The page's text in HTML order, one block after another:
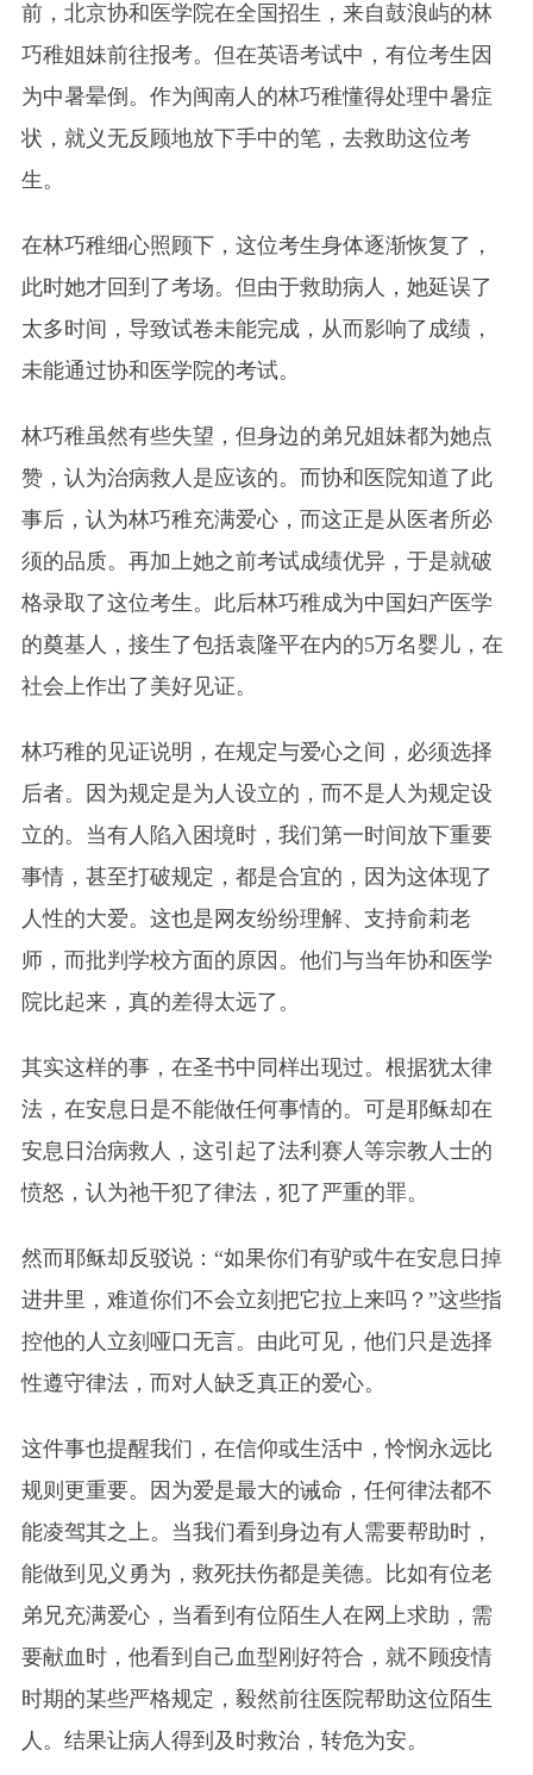
前，北京协和医学院在全国招生，来自鼓浪屿的林
巧稚姐妹前往报考。但在英语考试中，有位考生因
为中暑晕倒。作为闽南人的林巧稚懂得处理中暑症
状，就义无反顾地放下手中的笔，去救助这位考
生。
在林巧稚细心照顾下，这位考生身体逐渐恢复了，
此时她才回到了考场。但由于救助病人，她延误了
太多时间，导致试卷未能完成，从而影响了成绩，
未能通过协和医学院的考试。
林巧稚虽然有些失望，但身边的弟兄姐妹都为她点
赞，认为治病救人是应该的。而协和医院知道了此
事后，认为林巧稚充满爱心，而这正是从医者所必
须的品质。再加上她之前考试成绩优异，于是就破
格录取了这位考生。此后林巧稚成为中国妇产医学
的奠基人，接生了包括袁隆平在内的5万名婴儿，在
社会上作出了美好见证。
林巧稚的见证说明，在规定与爱心之间，必须选择
后者。因为规定是为人设立的，而不是人为规定设
立的。当有人陷入困境时，我们第一时间放下重要
事情，甚至打破规定，都是合宜的，因为这体现了
人性的大爱。这也是网友纷纷理解、支持俞莉老
师，而批判学校方面的原因。他们与当年协和医学
院比起来，真的差得太远了。
其实这样的事，在圣书中同样出现过。根据犹太律
法，在安息日是不能做任何事情的。可是耶稣却在
安息日治病救人，这引起了法利赛人等宗教人士的
愤怒，认为祂干犯了律法，犯了严重的罪。
然而耶稣却反驳说：“如果你们有驴或牛在安息日掉
进井里，难道你们不会立刻把它拉上来吗？”这些指
控他的人立刻哑口无言。由此可见，他们只是选择
性遵守律法，而对人缺乏真正的爱心。
这件事也提醒我们，在信仰或生活中，怜悯永远比
规则更重要。因为爱是最大的诫命，任何律法都不
能凌驾其之上。当我们看到身边有人需要帮助时，
能做到见义勇为，救死扶伤都是美德。比如有位老
弟兄充满爱心，当看到有位陌生人在网上求助，需
要献血时，他看到自己血型刚好符合，就不顾疫情
时期的某些严格规定，毅然前往医院帮助这位陌生
人。结果让病人得到及时救治，转危为安。